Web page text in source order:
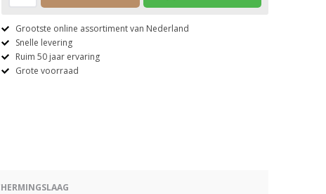
Grootste online assortiment van Nederland
Snelle levering
Ruim 50 jaar ervaring
Grote voorraad